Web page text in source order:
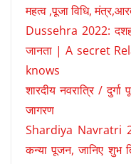
महत्व ,पूजा विधि,
Dussehra 2022:
जानता | A secret
knows
शारदीय नवरात्रि /
जागरण
Shardiya Navratri
कन्या पूजन, जानिए शुभ